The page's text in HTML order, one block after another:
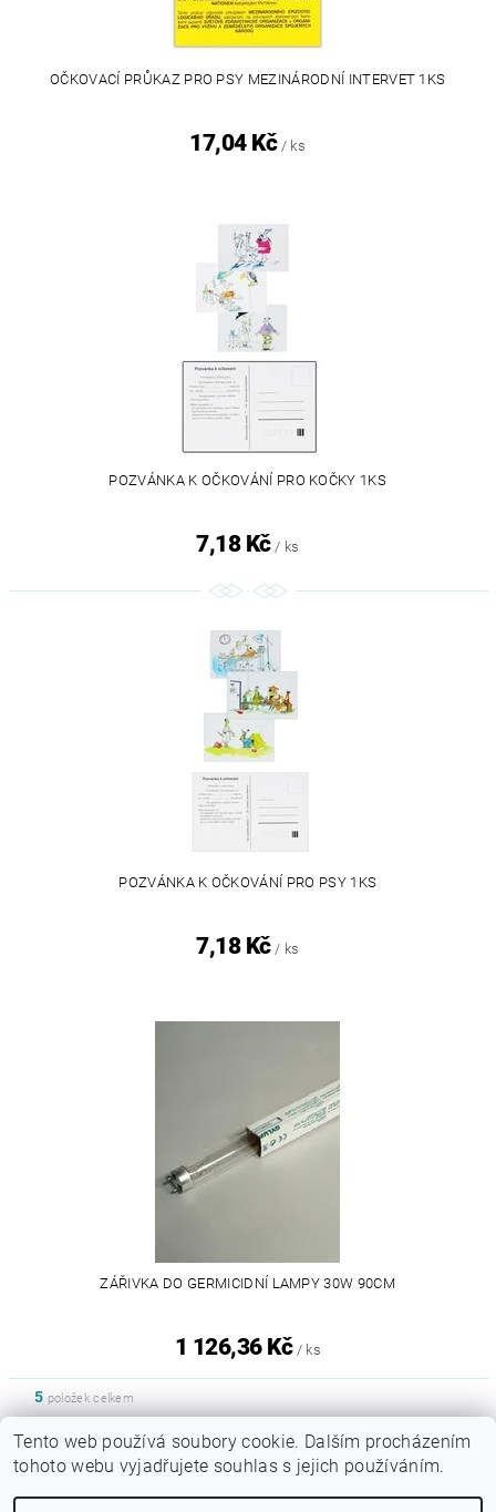
OČKOVACÍ PRŮKAZ PRO PSY MEZINÁRODNÍ INTERVET 1KS
17,04 Kč / ks
POZVÁNKA K OČKOVÁNÍ PRO KOČKY 1KS
7,18 Kč / ks
POZVÁNKA K OČKOVÁNÍ PRO PSY 1KS
7,18 Kč / ks
ZÁŘIVKA DO GERMICIDNÍ LAMPY 30W 90CM
1 126,36 Kč / ks
5 položek celkem
Sytypes.cz Dogfoodanalysis.com
Tento web používá soubory cookie. Dalším procházením
tohoto webu vyjadřujete souhlas s jejich používáním.